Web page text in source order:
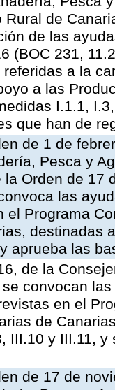
Rural de
de las
(BOC 231,
a la
a las
I.1.1,
que han de
de 1 de
Pesca y
Orden de 17
las
el Programa
destinadas
aprueba las
de la
convocan
en el
de
III.10 y III.11,
de 17 de